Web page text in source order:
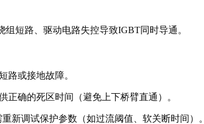
组短路、驱动电路失控导致IGBT同时导通。
路或接地故障。
正确的死区时间（避免上下桥臂直通）。
新调试保护参数（如过流阈值、软关断时间）。